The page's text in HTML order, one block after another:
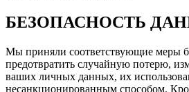
БЕЗОПАСНОСТЬ
Мы приняли соответствующие меры
предотвратить случайную потерю,
ваших личных данных, их
несанкционированным способом.